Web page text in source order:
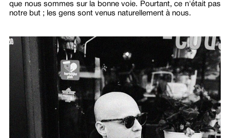
que nous sommes sur la bonne voie. Pourtant, ce n'était pas
notre but ; les gens sont venus naturellement à nous.